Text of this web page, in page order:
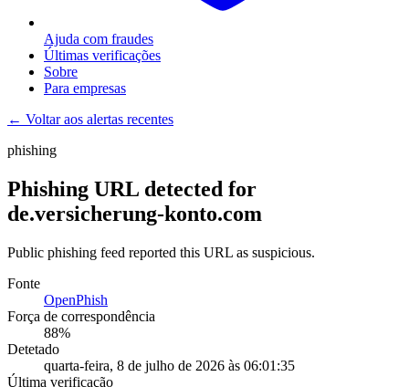
Ajuda com fraudes
Últimas verificações
Sobre
Para empresas
← Voltar aos alertas recentes
phishing
Phishing URL detected for
de.versicherung-konto.com
Public phishing feed reported this URL as suspicious.
Fonte
OpenPhish
Força de correspondência
88%
Detetado
quarta-feira, 8 de julho de 2026 às 06:01:35
Última verificação